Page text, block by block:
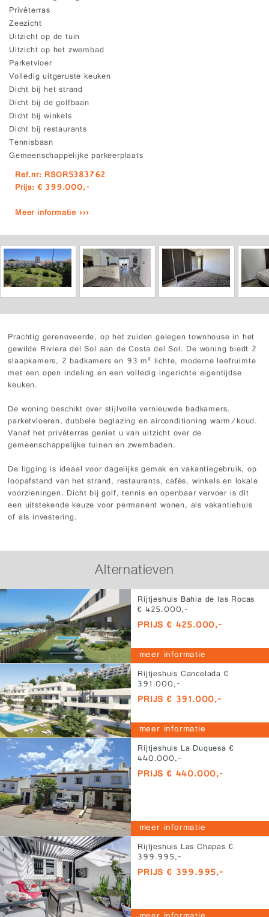
Privéterras
Zeezicht
Uitzicht op de tuin
Uitzicht op het zwembad
Parketvloer
Volledig uitgeruste keuken
Dicht bij het strand
Dicht bij de golfbaan
Dicht bij winkels
Dicht bij restaurants
Tennisbaan
Gemeenschappelijke parkeerplaats
Ref.nr: RSOR5383762
Prijs: € 399.000,-
Meer informatie ›››
Prachtig gerenoveerde, op het zuiden gelegen townhouse in het
gewilde Riviera del Sol aan de Costa del Sol. De woning biedt 2
slaapkamers, 2 badkamers en 93 m² lichte, moderne leefruimte
met een open indeling en een volledig ingerichte eigentijdse
keuken.
De woning beschikt over stijlvolle vernieuwde badkamers,
parketvloeren, dubbele beglazing en airconditioning warm/koud.
Vanaf het privéterras geniet u van uitzicht over de
gemeenschappelijke tuinen en zwembaden.
De ligging is ideaal voor dagelijks gemak en vakantiegebruik, op
loopafstand van het strand, restaurants, cafés, winkels en lokale
voorzieningen. Dicht bij golf, tennis en openbaar vervoer is dit
een uitstekende keuze voor permanent wonen, als vakantiehuis
of als investering.
Alternatieven
Rijtjeshuis Bahia de las Rocas
€ 425.000,-
PRIJS € 425.000,-
meer informatie
Rijtjeshuis Cancelada €
391.000,-
PRIJS € 391.000,-
meer informatie
Rijtjeshuis La Duquesa €
440.000,-
PRIJS € 440.000,-
meer informatie
Rijtjeshuis Las Chapas €
399.995,-
PRIJS € 399.995,-